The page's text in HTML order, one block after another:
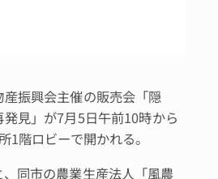
振興会主催の販売会「隠
発見」が7月5日午前10時から
1階ロビーで開かれる。
同市の農業生産法人「風農